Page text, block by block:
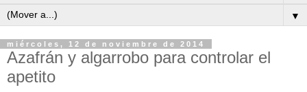
▼
miércoles, 12 de noviembre de 2014
Azafrán y algarrobo para controlar el
apetito